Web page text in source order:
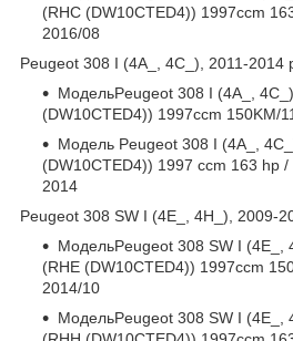
(RHC (DW10CTED4)) 1997ccm
2016/08
Peugeot 308 I (4A_, 4C_), 2011-2014
МодельPeugeot 308 I (4A_,
(DW10CTED4)) 1997ccm 150KM/
Модель Peugeot 308 I (4A_,
(DW10CTED4)) 1997 ccm 163 hp
2014
Peugeot 308 SW I (4E_, 4H_), 2009-
МодельPeugeot 308 SW I (4E_,
(RHE (DW10CTED4)) 1997ccm
2014/10
МодельPeugeot 308 SW I (4E_,